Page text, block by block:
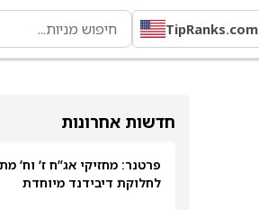
TipRanks.com
חדשות אחרונות
פרטנר: מחזיקי אג”ח ז’ וח’
לחלוקת דיבידנד מיוחדת